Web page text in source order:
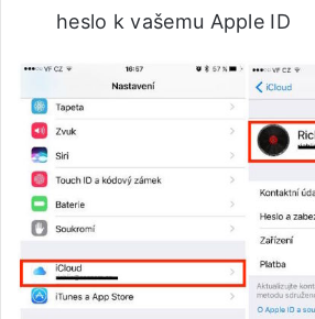
heslo k vašemu Apple ID